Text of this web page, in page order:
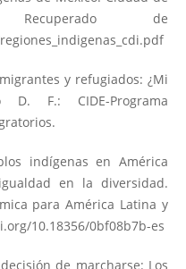
Recuperado de
y refugiados: ¿Mi
F.: CIDE-Programa
indígenas en América
en la diversidad.
para América Latina y
10.18356/0bf08b7b-es
de marcharse: Los